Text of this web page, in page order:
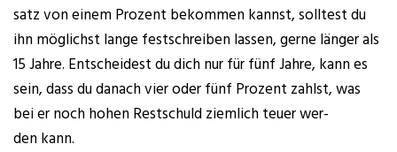
satz von einem Pro­zent bekom­men kannst, soll­test du
ihn mög­lichst lan­ge fest­schrei­ben las­sen, ger­ne län­ger als
15 Jah­re. Ent­schei­dest du dich nur für fünf Jah­re, kann es
sein, dass du danach vier oder fünf Pro­zent zahlst, was
bei er noch hohen Rest­schuld ziem­lich teu­er wer­
den kann.